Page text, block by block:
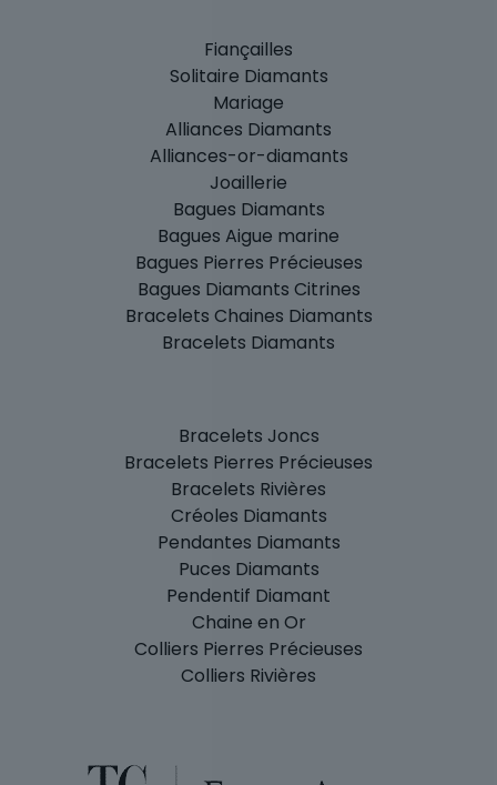
Fiançailles
Solitaire Diamants
Mariage
Alliances Diamants
Alliances-or-diamants
Joaillerie
Bagues Diamants
Bagues Aigue marine
Bagues Pierres Précieuses
Bagues Diamants Citrines
Bracelets Chaines Diamants
Bracelets Diamants
Bracelets Joncs
Bracelets Pierres Précieuses
Bracelets Rivières
Créoles Diamants
Pendantes Diamants
Puces Diamants
Pendentif Diamant
Chaine en Or
Colliers Pierres Précieuses
Colliers Rivières